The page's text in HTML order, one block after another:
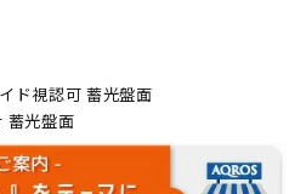
ド視認可 蓄光盤面
蓄光盤面